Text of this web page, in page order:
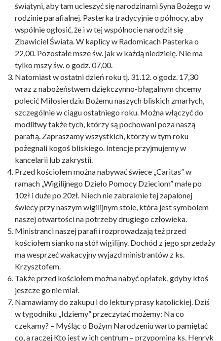
świątyni, aby tam ucieszyć się narodzinami Syna Bożego w
rodzinie parafialnej. Pasterka tradycyjnie o północy, aby
wspólnie ogłosić, że i w tej wspólnocie narodził się
Zbawiciel Świata. W kaplicy w Radomicach Pasterka o
22,00. Pozostałe msze św. jak w każdą niedzielę. Nie ma
tylko mszy św. o godz. 07,00.
Natomiast w ostatni dzień roku tj. 31.12. o godz. 17,30
wraz z nabożeństwem dziękczynno-błagalnym chcemy
polecić Miłosierdziu Bożemu naszych bliskich zmarłych,
szczególnie w ciągu ostatniego roku. Można włączyć do
modlitwy także tych, którzy są pochowani poza naszą
parafią. Zapraszamy wszystkich, którzy w tym roku
pożegnali kogoś bliskiego. Intencje przyjmujemy w
kancelarii lub zakrystii.
Przed kościołem można nabywać świece „Caritas” w
ramach „Wigilijnego Dzieło Pomocy Dzieciom” małe po
10zł i duże po 20zł. Niech nie zabraknie tej zapalonej
świecy przy naszym wigilijnym stole, która jest symbolem
naszej otwartości na potrzeby drugiego człowieka.
Ministranci naszej parafii rozprowadzają też przed
kościołem sianko na stół wigilijny. Dochód z jego sprzedaży
ma wesprzeć wakacyjny wyjazd ministrantów z ks.
Krzysztofem.
Także przed kościołem można nabyć opłatek, gdyby ktoś
jeszcze go nie miał.
Namawiamy do zakupu i do lektury prasy katolickiej. Dziś
w tygodniku „Idziemy” przeczytać możemy: Na co
czekamy? – Myśląc o Bożym Narodzeniu warto pamiętać
co, a raczej Kto jest w ich centrum – przypomina ks. Henryk